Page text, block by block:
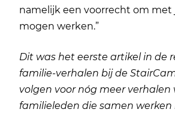
namelijk een voorrecht om met
mogen werken.”
Dit was het eerste artikel in de
familie-verhalen bij de
volgen voor nóg meer verhalen
familieleden die samen werken